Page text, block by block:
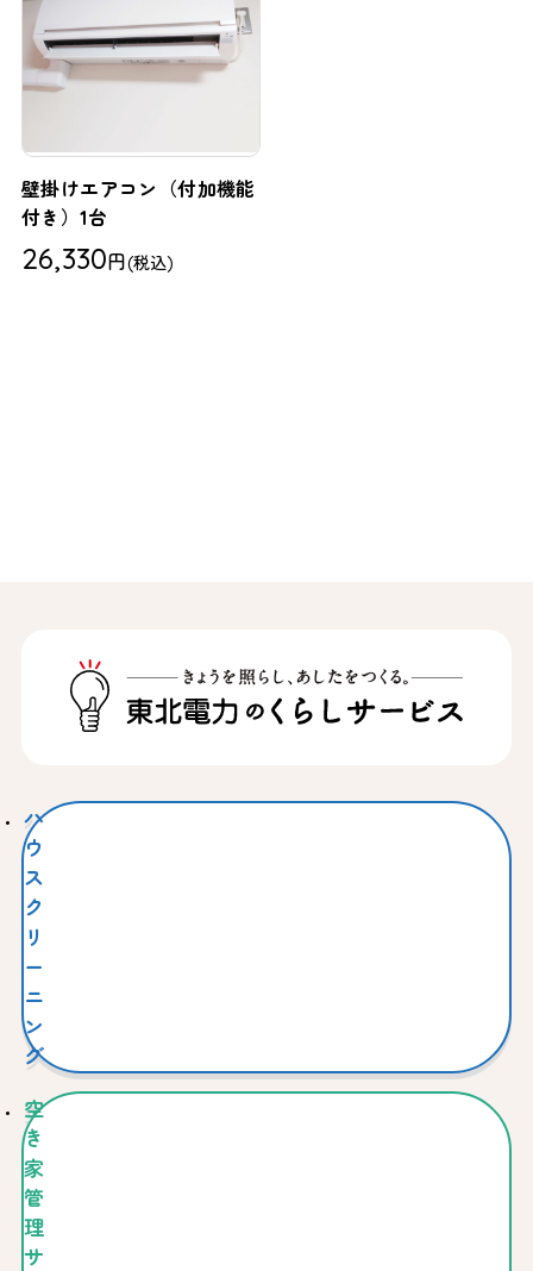
壁掛けエアコン（付加機能
付き）1台
26,330円(税込)
ハ
ウ
ス
ク
リ
ー
ニ
ン
グ
空
き
家
管
理
サ